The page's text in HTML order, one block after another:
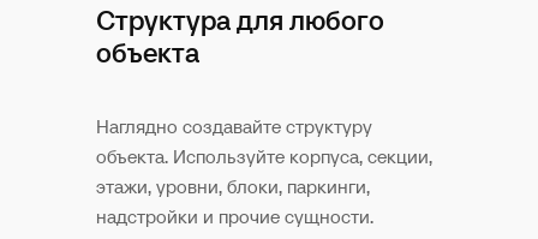
Структура для любого
объекта
Наглядно создавайте структуру
объекта. Используйте корпуса, секции,
этажи, уровни, блоки, паркинги,
надстройки и прочие сущности.